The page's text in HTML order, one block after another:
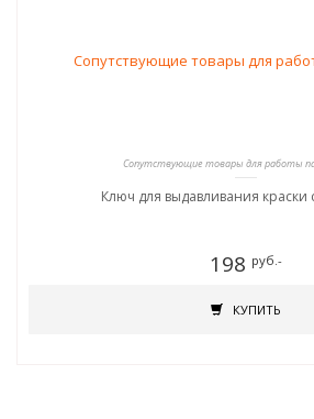
Сопутствующие товары для работы
Ключ для выдавливания краски
198 руб.-
КУПИТЬ